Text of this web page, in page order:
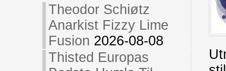
Theodor Schiøtz
Anarkist Fizzy Lime
Fusion 2026-08-08
Thisted Europas